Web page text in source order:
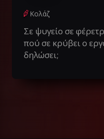
Κολάζ
Σε ψυγείο σε
πού σε κρύβει ο
δηλώσει;